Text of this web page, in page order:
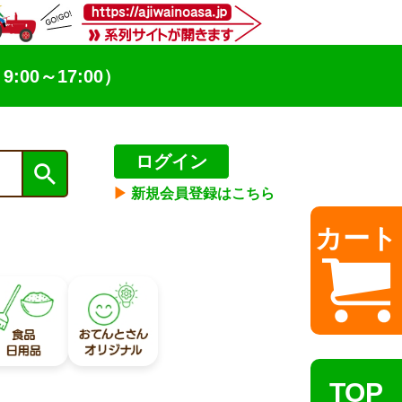
～17:00）
ログイン
▶︎ 新規会員登録はこちら
カート
TOP